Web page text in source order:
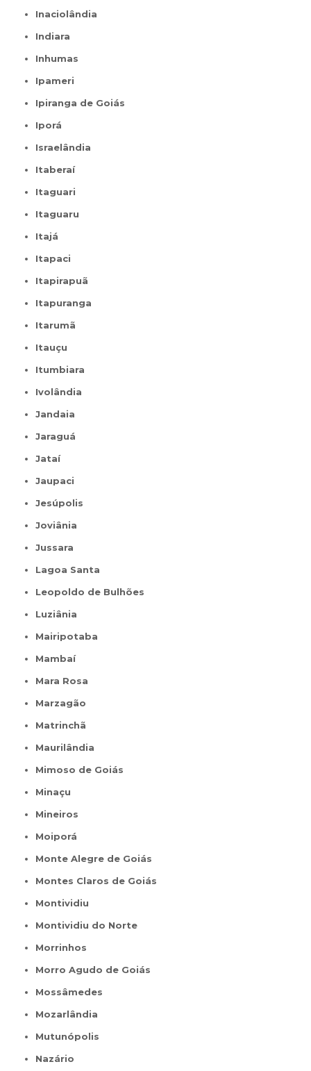
Inaciolândia
Indiara
Inhumas
Ipameri
Ipiranga de Goiás
Iporá
Israelândia
Itaberaí
Itaguari
Itaguaru
Itajá
Itapaci
Itapirapuã
Itapuranga
Itarumã
Itauçu
Itumbiara
Ivolândia
Jandaia
Jaraguá
Jataí
Jaupaci
Jesúpolis
Joviânia
Jussara
Lagoa Santa
Leopoldo de Bulhões
Luziânia
Mairipotaba
Mambaí
Mara Rosa
Marzagão
Matrinchã
Maurilândia
Mimoso de Goiás
Minaçu
Mineiros
Moiporá
Monte Alegre de Goiás
Montes Claros de Goiás
Montividiu
Montividiu do Norte
Morrinhos
Morro Agudo de Goiás
Mossâmedes
Mozarlândia
Mutunópolis
Nazário